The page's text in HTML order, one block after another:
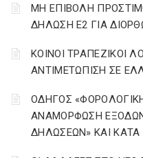
ΜΗ ΕΠΙΒΟΛΗ
ΔΗΛΩΣΗ Ε2 ΓΙΑ
ΚΟΙΝΟΙ ΤΡΑΠΕΖΙΚΟΙ
ΑΝΤΙΜΕΤΩΠΙΣΗ ΣΕ
ΟΔΗΓΟΣ
ΑΝΑΜΟΡΦΩΣΗ ΕΞΟΔΩΝ
ΔΗΛΩΣΕΩΝ» ΚΑΙ ΚΑΤΑ